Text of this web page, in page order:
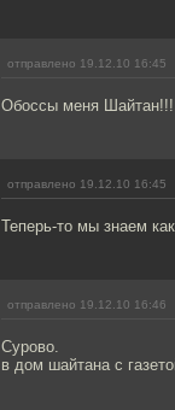
отправлено 19.12.10 16:45
Обоссы меня Шайтан!!!
отправлено 19.12.10 16:45
Теперь-то мы знаем
отправлено 19.12.10 16:46
Сурово.
в дом шайтана с